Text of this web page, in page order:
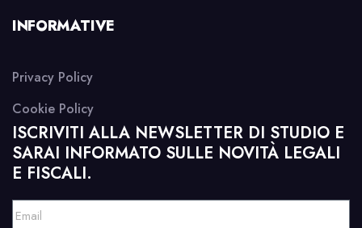
INFORMATIVE
Privacy Policy
Cookie Policy
ISCRIVITI ALLA NEWSLETTER DI STUDIO E
SARAI INFORMATO SULLE NOVITÀ LEGALI
E FISCALI.